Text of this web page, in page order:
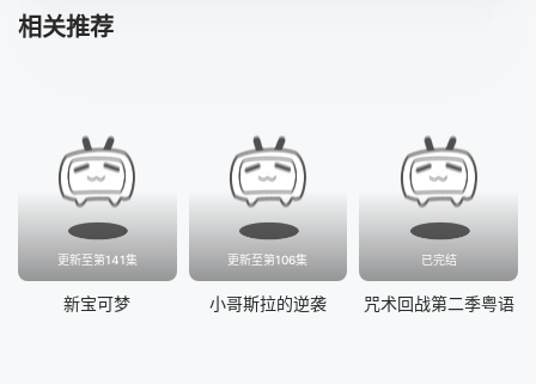
相关推荐
更新至第141集
新宝可梦
更新至第106集
小哥斯拉的逆袭
已完结
咒术回战第二季粤语